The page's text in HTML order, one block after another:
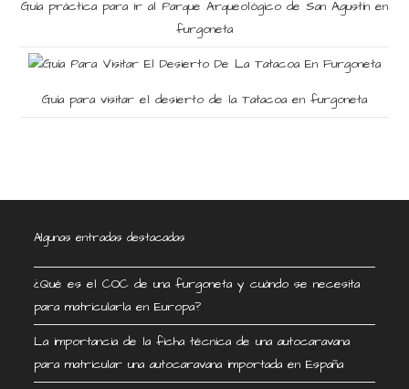
Guía práctica para ir al Parque Arqueológico de San Agustín en
furgoneta
Guía para visitar el desierto de la Tatacoa en furgoneta
Algunas entradas destacadas
¿Qué es el COC de una furgoneta y cuándo se necesita
para matricularla en Europa?
La importancia de la ficha técnica de una autocaravana
para matricular una autocaravana importada en España